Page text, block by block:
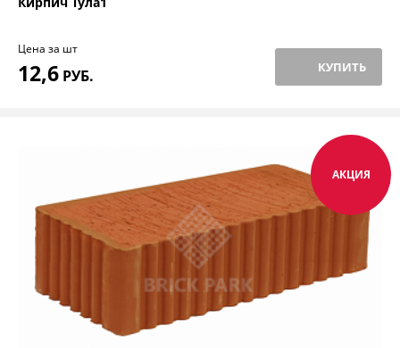
Цена за шт
12,6 РУБ. КУПИТЬ
АКЦИЯ